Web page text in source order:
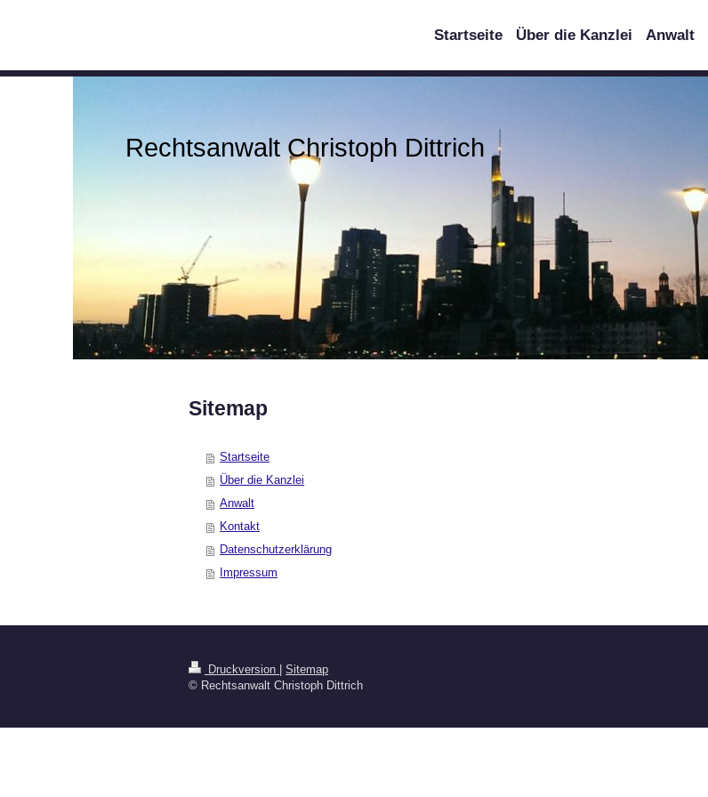
Startseite Über die Kanzlei Anwalt
Rechtsanwalt Christoph Dittrich
Sitemap
Startseite
Über die Kanzlei
Anwalt
Kontakt
Datenschutzerklärung
Impressum
Druckversion
Sitemap
© Rechtsanwalt Christoph Dittrich